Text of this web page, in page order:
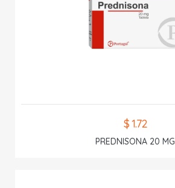
$ 1.72
PREDNISONA 20 MG